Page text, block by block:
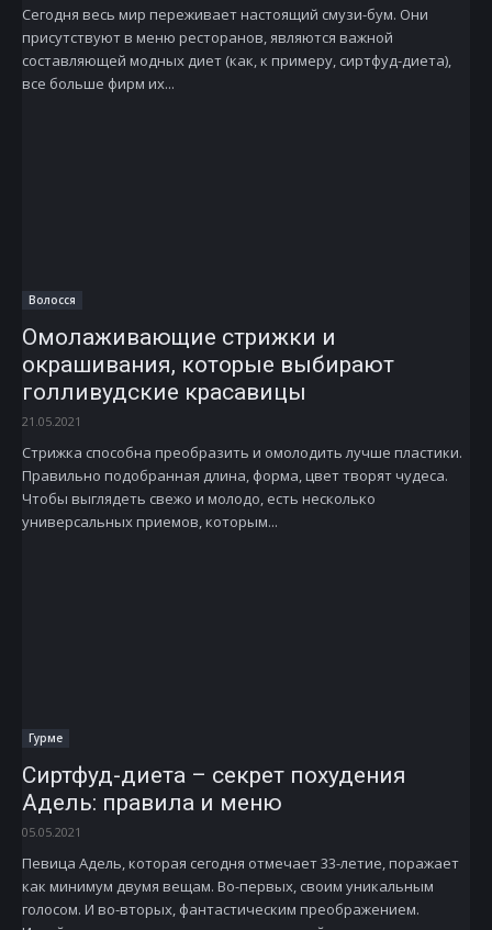
Сегодня весь мир переживает настоящий смузи-бум. Они
присутствуют в меню ресторанов, являются важной
составляющей модных диет (как, к примеру, сиртфуд-диета),
все больше фирм их...
Волосся
Омолаживающие стрижки и
окрашивания, которые выбирают
голливудские красавицы
21.05.2021
Стрижка способна преобразить и омолодить лучше пластики.
Правильно подобранная длина, форма, цвет творят чудеса.
Чтобы выглядеть свежо и молодо, есть несколько
универсальных приемов, которым...
Гурме
Сиртфуд-диета – секрет похудения
Адель: правила и меню
05.05.2021
Певица Адель, которая сегодня отмечает 33-летие, поражает
как минимум двумя вещам. Во-первых, своим уникальным
голосом. И во-вторых, фантастическим преображением.